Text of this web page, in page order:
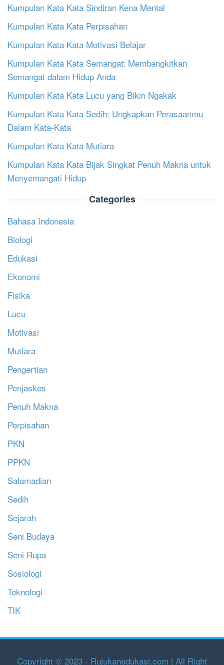
Kumpulan Kata Kata Sindiran Kena Mental
Kumpulan Kata Kata Perpisahan
Kumpulan Kata Kata Motivasi Belajar
Kumpulan Kata Kata Semangat: Membangkitkan
Semangat dalam Hidup Anda
Kumpulan Kata Kata Lucu yang Bikin Ngakak
Kumpulan Kata Kata Sedih: Ungkapkan Perasaanmu
Dalam Kata-Kata
Kumpulan Kata Kata Mutiara
Kumpulan Kata Kata Bijak Singkat Penuh Makna untuk
Menyemangati Hidup
Categories
Bahasa Indonesia
Biologi
Edukasi
Ekonomi
Fisika
Lucu
Motivasi
Mutiara
Pengertian
Penjaskes
Penuh Makna
Perpisahan
PKN
PPKN
Salamadian
Sedih
Sejarah
Seni Budaya
Seni Rupa
Sosiologi
Teknologi
TIK
Copyright © 2023 - Rujukanedukasi.com | All Right